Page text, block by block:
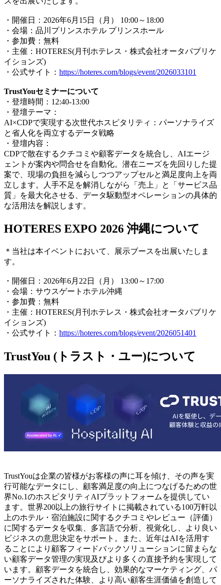
・開催日：2026年6月15日（月） 10:00～18:00
・会場：品川プリンスホテル プリンスホール
・参加費：無料
・主催：HOTERES(月刊ホテレス・株式会社オータパブリケ
イションズ)
・公式サイト： https://hoteres.com/blogs/event/2026033101
TrustYouセミナーについて
・登壇時間：12:40-13:00
・登壇テーマ：
AI×CDPで実現する次世代ホスピタリティ：パーソナライズ
と省人化を両立するデータ戦略
・登壇内容：
CDPで散在するクチコミや顧客データを統合し、AIエージ
ェントが案内や問合せを自動化。潜在ニーズを先回りした提
案で、現場の負担を減らしつつアップセルと満足度向上を両
立します。人手不足を解消しながら「売上」と「サービス品
質」を最大化させる、データ駆動型オペレーションの具体的
な活用法を解説します。
HOTERES EXPO 2026 沖縄について
＊当社は本イベントにおいて、展示ブースを出展いたしま
す。
・開催日：2026年6月22日（月） 13:00～17:00
・会場：サウスゲートホテル沖縄
・参加費：無料
・主催：HOTERES(月刊ホテレス・株式会社オータパブリケ
イションズ)
・公式サイト： https://hoteres.com/blogs/event/2026051401
TrustYou (トラスト・ユー)について
TrustYouは企業の皆様がお客様の声に耳を傾け、その声を実
行可能なデータにし、顧客満足度の向上につなげるための世
界No.1のホスピタリティAIプラットフォームを提供してい
ます。世界200以上の旅行サイトに掲載されている100万軒以
上のホテル・宿泊施設に関するクチコミやレビュー（評価）
に関するデータを収集、多言語で分析、視覚化し、より良い
ビジネスの意思決定をサポート。また、近年はAIを活用す
ることにより顧客フィードバックソリューションに留まらな
い顧客データ管理の実現及びより多くの直接予約を実現して
います。顧客データを統合し、効果的なマーケティング、パ
ーソナライズされた体験、より高い顧客生涯価値を創造して